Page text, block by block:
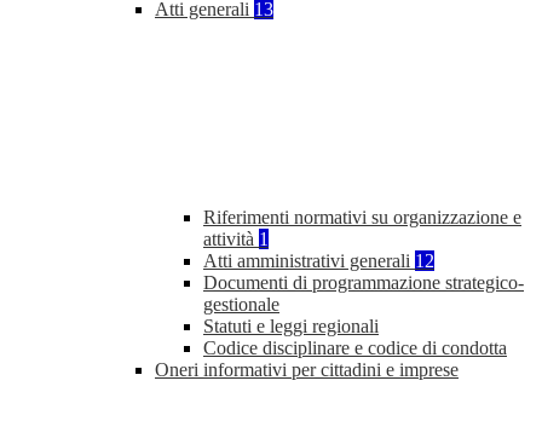
Atti generali 13
Riferimenti normativi su organizzazione e
attività 1
Atti amministrativi generali 12
Documenti di programmazione strategico-
gestionale
Statuti e leggi regionali
Codice disciplinare e codice di condotta
Oneri informativi per cittadini e imprese